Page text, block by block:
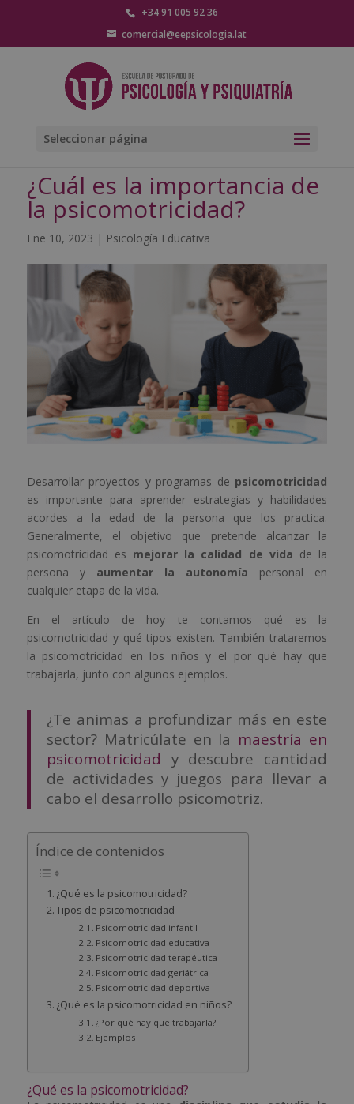
+34 91 005 92 36
comercial@eepsicologia.lat
Seleccionar página
¿Cuál es la importancia de
la psicomotricidad?
Ene 10, 2023 | Psicología Educativa
Desarrollar proyectos y programas de psicomotricidad
es importante para aprender estrategias y habilidades
acordes a la edad de la persona que los practica.
Generalmente, el objetivo que pretende alcanzar la
psicomotricidad es mejorar la calidad de vida de la
persona y aumentar la autonomía personal en
cualquier etapa de la vida.
En el artículo de hoy te contamos qué es la
psicomotricidad y qué tipos existen. También trataremos
la psicomotricidad en los niños y el por qué hay que
trabajarla, junto con algunos ejemplos.
¿Te animas a profundizar más en este
sector? Matricúlate en la maestría en
psicomotricidad y descubre cantidad
de actividades y juegos para llevar a
cabo el desarrollo psicomotriz.
Índice de contenidos
¿Qué es la psicomotricidad?
Tipos de psicomotricidad
Psicomotricidad infantil
Psicomotricidad educativa
Psicomotricidad terapéutica
Psicomotricidad geriátrica
Psicomotricidad deportiva
¿Qué es la psicomotricidad en niños?
¿Por qué hay que trabajarla?
Ejemplos
¿Qué es la psicomotricidad?